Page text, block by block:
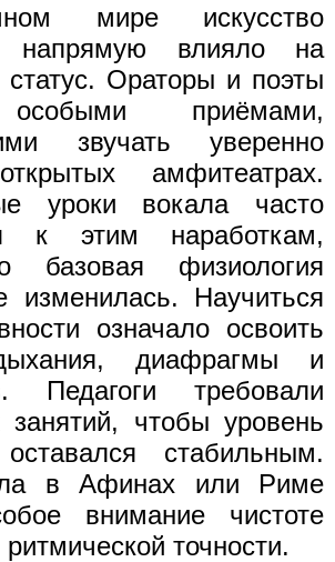
мире искусство
напрямую влияло на
Ораторы и поэты
приёмами,
звучать уверенно
амфитеатрах.
уроки вокала часто
к этим наработкам,
базовая физиология
изменилась. Научиться
означало освоить
диафрагмы и
Педагоги требовали
занятий, чтобы уровень
оставался стабильным.
в Афинах или Риме
внимание чистоте
точности.